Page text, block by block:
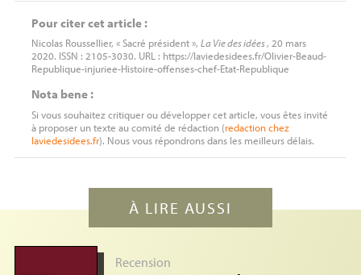
Pour citer cet article :
Nicolas Roussellier, « Sacré président », La Vie des idées, 20 mars
2020. ISSN : 2105-3030. URL : https://laviedesidees.fr/Olivier-Beaud-
Republique-injuriee-Histoire-offenses-chef-Etat-Republique
Nota bene :
Si vous souhaitez critiquer ou développer cet article, vous êtes invité
à proposer un texte au comité de rédaction (redactionchez
laviedesidees.fr). Nous vous répondrons dans les meilleurs délais.
À LIRE AUSSI
Recension